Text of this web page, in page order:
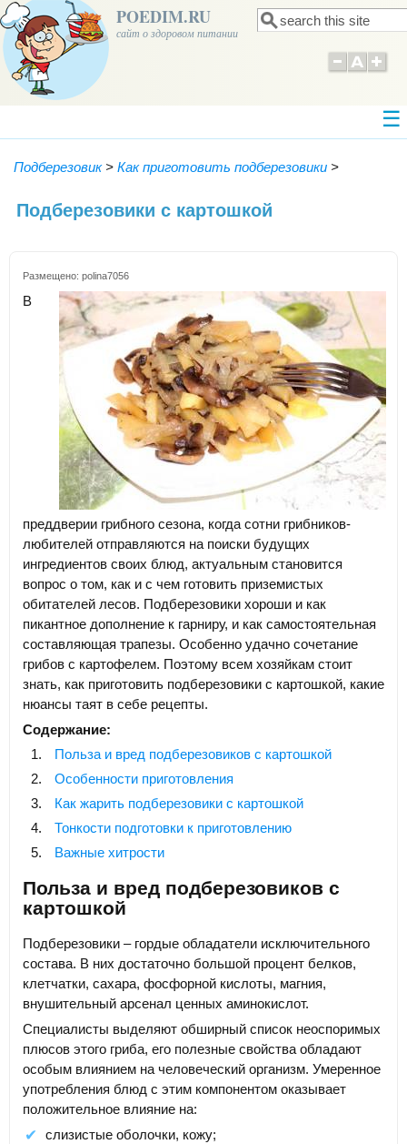
POEDIM.RU
сайт о здоровом питании Форма поиска
Поиск
Подберезовик> Как приготовить подберезовики >
Подберезовики с картошкой
Размещено: polina7056
В
преддверии грибного сезона, когда сотни грибников-
любителей отправляются на поиски будущих
ингредиентов своих блюд, актуальным становится
вопрос о том, как и с чем готовить приземистых
обитателей лесов. Подберезовики хороши и как
пикантное дополнение к гарниру, и как самостоятельная
составляющая трапезы. Особенно удачно сочетание
грибов с картофелем. Поэтому всем хозяйкам стоит
знать, как приготовить подберезовики с картошкой, какие
нюансы таят в себе рецепты.
Содержание:
Польза и вред подберезовиков с картошкой
Особенности приготовления
Как жарить подберезовики с картошкой
Тонкости подготовки к приготовлению
Важные хитрости
Польза и вред подберезовиков с
картошкой
Подберезовики – гордые обладатели исключительного
состава. В них достаточно большой процент белков,
клетчатки, сахара, фосфорной кислоты, магния,
внушительный арсенал ценных аминокислот.
Специалисты выделяют обширный список неоспоримых
плюсов этого гриба, его полезные свойства обладают
особым влиянием на человеческий организм. Умеренное
употребления блюд с этим компонентом оказывает
положительное влияние на:
слизистые оболочки, кожу;